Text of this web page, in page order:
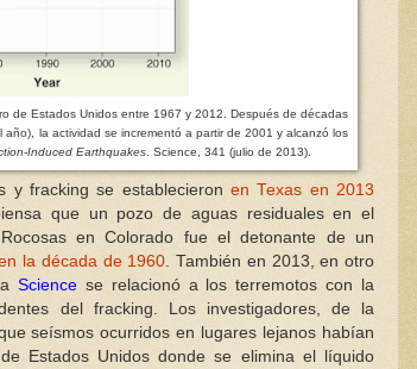
de Estados Unidos entre 1967 y 2012. Después de décadas
la actividad se incrementó a partir de 2001 y alcanzó los
Induced Earthquakes . Science, 341 (julio de 2013).
y fracking se establecieron en Texas en 2013
que un pozo de aguas residuales en el
en Colorado fue el detonante de un
la década de 1960
También en 2013, en otro
Science se relacionó a los terremotos con la
del fracking. Los investigadores, de la
seísmos ocurridos en lugares lejanos habían
Estados Unidos donde se elimina el líquido